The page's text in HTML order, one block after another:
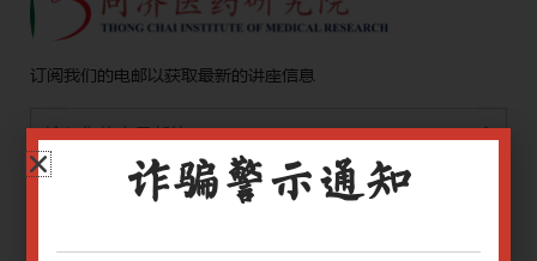
订阅我们的电邮以获取最新的讲座信息
Alternative:
您同意通过电子邮件接收同济医药研究院所发送的有关其他讲座
诈骗警示通知